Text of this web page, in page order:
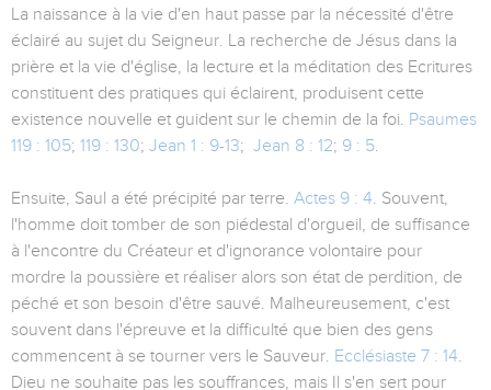
La naissance à la vie d'en haut passe par la nécessité d'être
éclairé au sujet du Seigneur. La recherche de Jésus dans la
prière et la vie d'église, la lecture et la méditation des Ecritures
constituent des pratiques qui éclairent, produisent cette
existence nouvelle et guident sur le chemin de la foi. Psaumes
119 : 105; 119 : 130; Jean 1 : 9-13; Jean 8 : 12; 9 : 5.
Ensuite, Saul a été précipité par terre. Actes 9 : 4. Souvent,
l'homme doit tomber de son piédestal d'orgueil, de suffisance
à l'encontre du Créateur et d'ignorance volontaire pour
mordre la poussière et réaliser alors son état de perdition, de
péché et son besoin d'être sauvé. Malheureusement, c'est
souvent dans l'épreuve et la difficulté que bien des gens
commencent à se tourner vers le Sauveur. Ecclésiaste 7 : 14.
Dieu ne souhaite pas les souffrances, mais Il s'en sert pour